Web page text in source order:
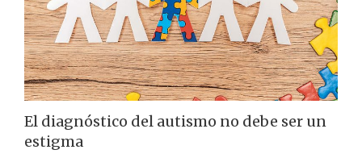
El diagnóstico del autismo no debe ser un
estigma